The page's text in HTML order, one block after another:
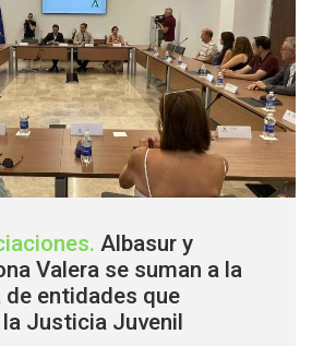
. Albasur y
Valera se suman a la
entidades que
Justicia Juvenil